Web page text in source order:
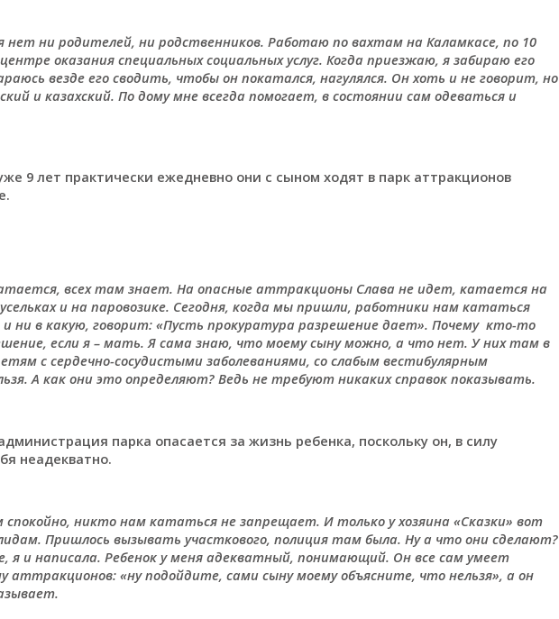
нет ни родителей, ни родственников. Работаю по вахтам на Каламкасе, по 10
центре оказания специальных социальных услуг. Когда приезжаю, я забираю его
везде его сводить, чтобы он покатался, нагулялся. Он хоть и не говорит, но
и казахский. По дому мне всегда помогает, в состоянии сам одеваться и
9 лет практически ежедневно они с сыном ходят в парк аттракционов
всех там знает. На опасные аттракционы Слава не идет, катается на
и на паровозике. Сегодня, когда мы пришли, работники нам кататься
и ни в какую, говорит: «Пусть прокуратура разрешение дает». Почему кто-то
если я – мать. Я сама знаю, что моему сыну можно, а что нет. У них там в
с сердечно-сосудистыми заболеваниями, со слабым вестибулярным
А как они это определяют? Ведь не требуют никаких справок показывать.
парка опасается за жизнь ребенка, поскольку он, в силу
неадекватно.
спокойно, никто нам кататься не запрещает. И только у хозяина «Сказки» вот
Пришлось вызывать участкового, полиция там была. Ну а что они сделают?
я и написала. Ребенок у меня адекватный, понимающий. Он все сам умеет
аттракционов: «ну подойдите, сами сыну моему объясните, что нельзя», а он